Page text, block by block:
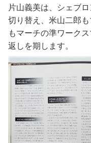
片山義美は、シェブ
切り替え、米山二郎
もマーチの準ワーク
返しを期します。